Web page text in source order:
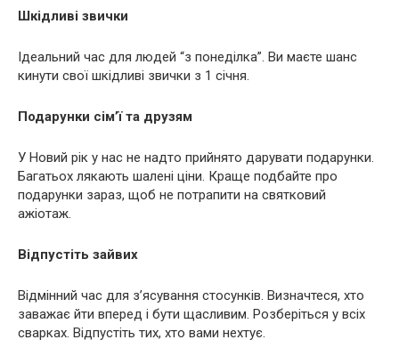
Шкідливі звички
Ідеальний час для людей “з понеділка”. Ви маєте шанс
кинути свої шкідливі звички з 1 січня.
Подарунки сім’ї та друзям
У Новий рік у нас не надто прийнято дарувати подарунки.
Багатьох лякають шалені ціни. Краще подбайте про
подарунки зараз, щоб не потрапити на святковий
ажіотаж.
Відпустіть зайвих
Відмінний час для з’ясування стосунків. Визначтеся, хто
заважає йти вперед і бути щасливим. Розберіться у всіх
сварках. Відпустіть тих, хто вами нехтує.